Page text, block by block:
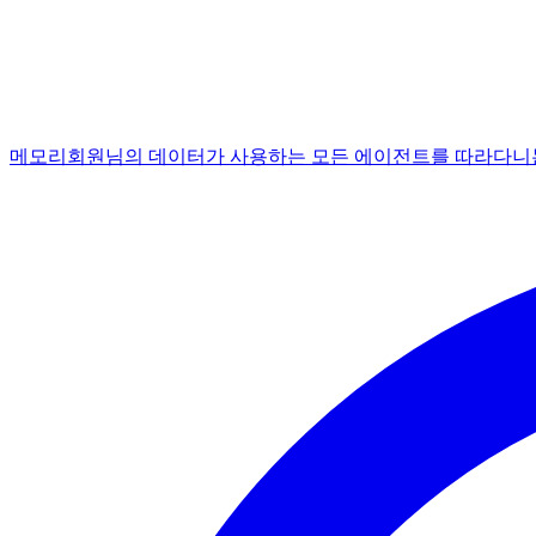
메모리 회원님의 데이터가 사용하는 모든 에이전트를 따라다니